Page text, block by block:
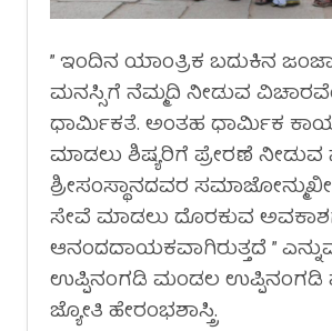
” ಇಂದಿನ ಯಾಂತ್ರಿಕ ಬದುಕಿನ
ಮನಸ್ಸಿಗೆ ನೆಮ್ಮದಿ ನೀಡುವ
ಧಾರ್ಮಿಕತೆ. ಅಂತಹ ಧಾರ್ಮಿಕ
ಮಾಡಲು ಶಿಷ್ಯರಿಗೆ ಪ್ರೇರಣೆ ನೀಡುವ
ಶ್ರೀಸಂಸ್ಥಾನದವರ
ಸೇವೆ ಮಾಡಲು ದೊರಕುವ
ಆನಂದದಾಯಕವಾಗಿರುತ್ತದೆ‌ ”
ಉಪ್ಪಿನಂಗಡಿ ಮಂಡಲ
ಜ್ಯೋತಿ ಹೇರಂಭಶಾಸ್ತ್ರಿ.